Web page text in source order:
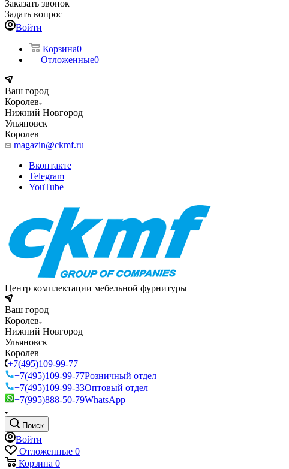
Заказать звонок
Задать вопрос
Войти
Корзина0
Отложенные0
Ваш город
Королев
Нижний Новгород
Ульяновск
Королев
magazin@ckmf.ru
Вконтакте
Telegram
YouTube
Центр комплектации мебельной фурнитуры
Ваш город
Королев
Нижний Новгород
Ульяновск
Королев
+7(495)109-99-77
+7(495)109-99-77Розничный отдел
+7(495)109-99-33Оптовый отдел
+7(995)888-50-79WhatsApp
Поиск
Войти
Отложенные 0
Корзина 0